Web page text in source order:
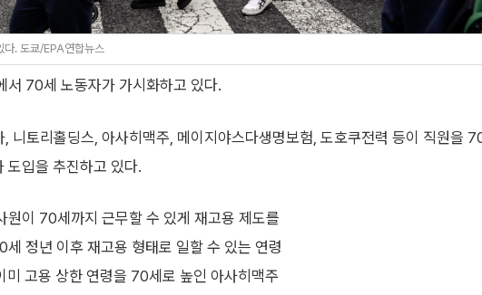
. 도쿄/EPA연합뉴스
서 70세 노동자가 가시화하고 있다.
니토리홀딩스, 아사히맥주, 메이지야스다생명보험, 도호쿠전력 등이 직원을
도입을 추진하고 있다.
이 70세까지 근무할 수 있게 재고용 제도를
정년 이후 재고용 형태로 일할 수 있는 연령
고용 상한 연령을 70세로 높인 아사히맥주